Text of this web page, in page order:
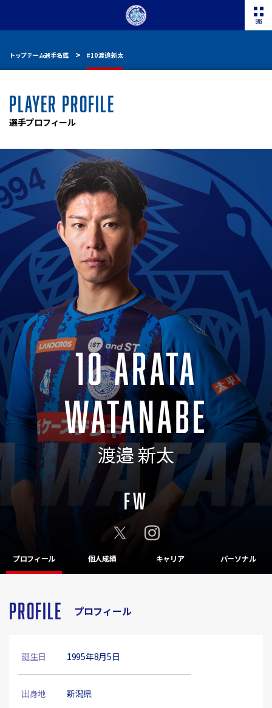
トップチーム選手名鑑 #10 渡邉 新太
PLAYER PROFILE
選手プロフィール
10 ARATA
WATANABE
渡邉 新太
FW
プロフィール 個人成績 キャリア パーソナル
PROFILE プロフィール
誕生日 1995年8月5日
出身地 新潟県